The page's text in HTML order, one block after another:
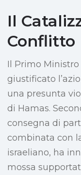
Il
Conflitto
Il Primo
giustificato
una presunta
di Hamas.
consegna di
combinata con
israeliano, ha
mossa